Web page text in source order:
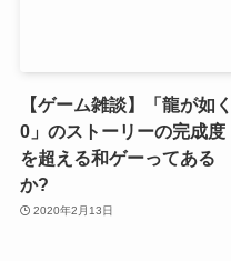
【ゲーム雑談】「龍が如く
0」のストーリーの完成度
を超える和ゲーってある
か?
2020年2月13日